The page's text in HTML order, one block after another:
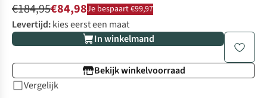
€184,95€84,98Je bespaart €99,97
Levertijd:kies eerst een maat
In winkelmand
Bekijk winkelvoorraad
Vergelijk